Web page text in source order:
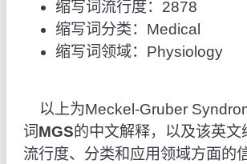
缩写词流行度：2878
缩写词分类：Medical
缩写词领域：Physiology
以上为Meckel-Gruber
词 MGS的中文解释，以及该英文
流行度、分类和应用领域方面的